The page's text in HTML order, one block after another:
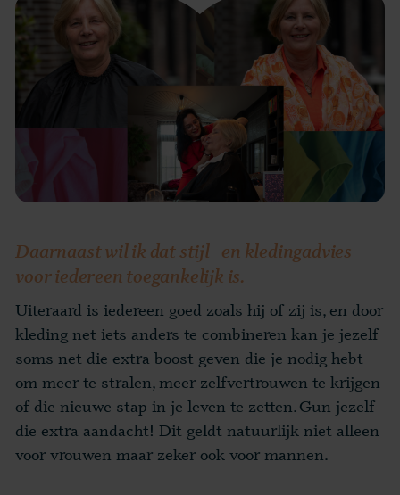
Daarnaast wil ik dat stijl- en kledingadvies
voor iedereen toegankelijk is.
Uiteraard is iedereen goed zoals hij of zij is, en door
kleding net iets anders te combineren kan je jezelf
soms net die extra boost geven die je nodig hebt
om meer te stralen, meer zelfvertrouwen te krijgen
of die nieuwe stap in je leven te zetten. Gun jezelf
die extra aandacht! Dit geldt natuurlijk niet alleen
voor vrouwen maar zeker ook voor mannen.